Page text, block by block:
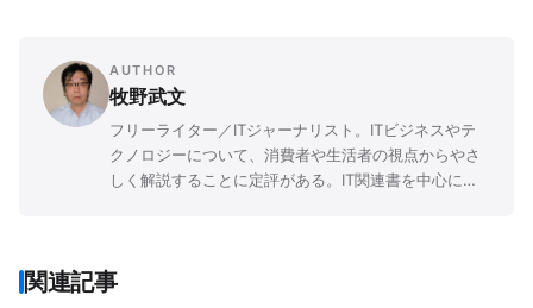
AUTHOR
牧野武文
フリーライター／ITジャーナリスト。ITビジネスやテ
クノロジーについて、消費者や生活者の視点からやさ
しく解説することに定評がある。IT関連書を中心に
関連記事